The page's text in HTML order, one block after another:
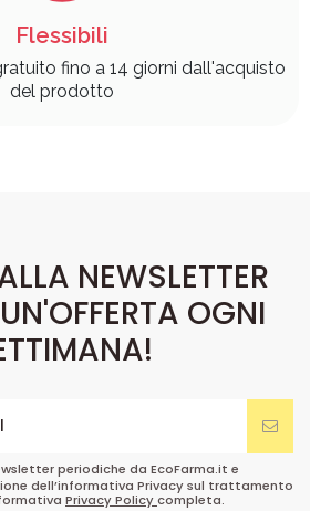
Flessibili
fino a 14 giorni dall'acquisto
del prodotto
NEWSLETTER
OGNI
periodiche da EcoFarma.it e
dell’informativa Privacy sul trattamento
Privacy Policycompleta.